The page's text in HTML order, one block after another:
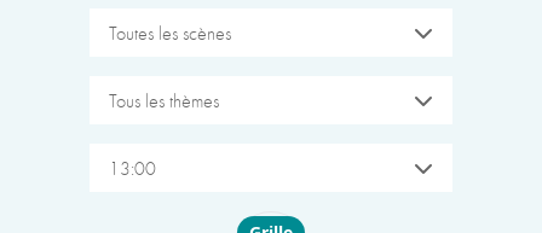
Toutes les scènes
Tous les thèmes
13:00
Choose layout